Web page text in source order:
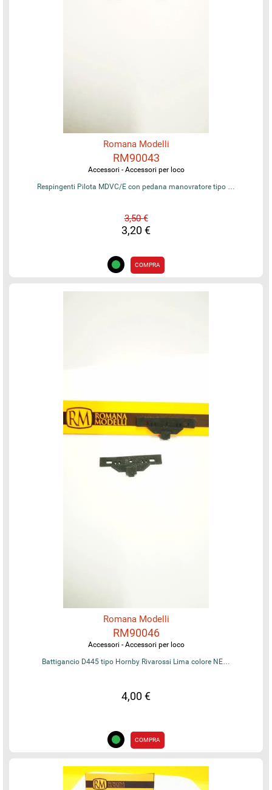
Romana Modelli
RM90043
Accessori - Accessori per loco
Respingenti Pilota MDVC/E con pedana manovratore tipo …
3,50 €
3,20 €
COMPRA
Romana Modelli
RM90046
Accessori - Accessori per loco
Battigancio D445 tipo Hornby Rivarossi Lima colore NE…
4,00 €
COMPRA